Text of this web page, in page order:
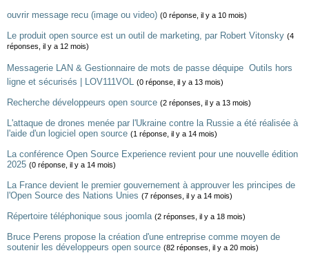
ouvrir message recu (image ou video) (0 réponse, il y a 10 mois)
Le produit open source est un outil de marketing, par Robert Vitonsky (4
réponses, il y a 12 mois)
Messagerie LAN & Gestionnaire de mots de passe déquipe  Outils hors
ligne et sécurisés | LOV111VOL (0 réponse, il y a 13 mois)
Recherche développeurs open source (2 réponses, il y a 13 mois)
L'attaque de drones menée par l'Ukraine contre la Russie a été réalisée à
l'aide d'un logiciel open source (1 réponse, il y a 14 mois)
La conférence Open Source Experience revient pour une nouvelle édition
2025 (0 réponse, il y a 14 mois)
La France devient le premier gouvernement à approuver les principes de
l'Open Source des Nations Unies (7 réponses, il y a 14 mois)
Répertoire téléphonique sous joomla (2 réponses, il y a 18 mois)
Bruce Perens propose la création d'une entreprise comme moyen de
soutenir les développeurs open source (82 réponses, il y a 20 mois)